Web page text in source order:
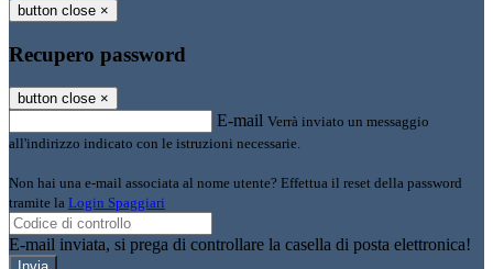
button close ×
Recupero password
button close ×
E-mail Verrà inviato un messaggio
all'indirizzo indicato con le istruzioni necessarie.
Non hai una e-mail associata al nome utente? Effettua il reset della password
tramite la Login Spaggiari
E-mail inviata, si prega di controllare la casella di posta elettronica!